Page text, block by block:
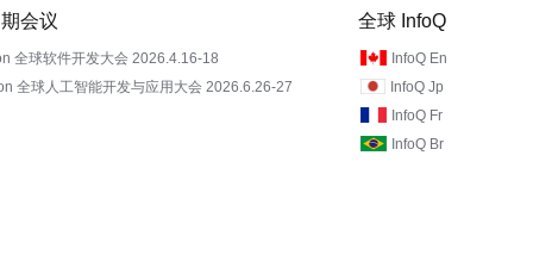
会议
全球软件开发大会 2026.4.16-18
全球人工智能开发与应用大会 2026.6.26-27
全球 InfoQ
InfoQ En
InfoQ Jp
InfoQ Fr
InfoQ Br